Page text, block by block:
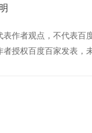
作者观点，不代表百
者授权百度百家发表，